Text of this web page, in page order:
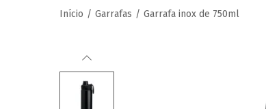
Início / Garrafas / Garrafa inox de 750ml